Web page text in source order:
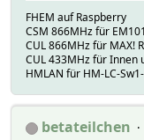
2024-04-15
peak
peak_cnt
FHEM auf Raspberry
CSM 866MHz für
CUL 866MHz für MAX!
CUL 433MHz für Innen
HMLAN für HM-LC-
betateilchen